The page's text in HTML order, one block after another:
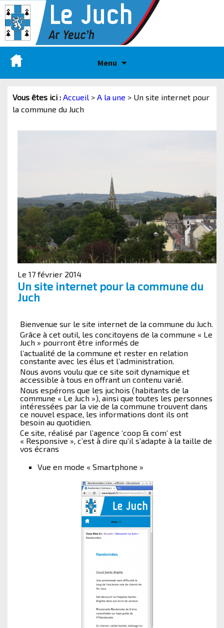
Menu
Vous êtes ici : Accueil > A la une > Un site internet pour
la commune du Juch
Le 17 février 2014
Un site internet pour la commune du
Juch
Bienvenue sur le site internet de la commune du Juch.
Grâce à cet outil, les concitoyens de la commune « Le
Juch » pourront être informés de
l’actualité de la commune et rester en relation
constante avec les élus et l’administration.
Nous avons voulu que ce site soit dynamique et
accessible à tous en offrant un contenu varié.
Nous espérons que les juchois (habitants de la
commune « Le Juch »), ainsi que toutes les personnes
intéressées par la vie de la commune trouvent dans
ce nouvel espace, les informations dont ils ont
besoin au quotidien.
Ce site, réalisé par l’agence ‘coop & com’ est
« Responsive », c’est à dire qu’il s’adapte à la taille de
vos écrans
Vue en mode « Smartphone »